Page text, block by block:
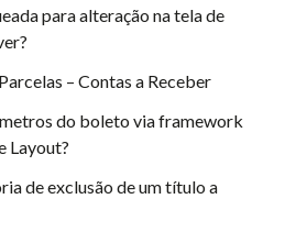
para alteração na tela de
– Contas a Receber
do boleto via framework
Layout?
de exclusão de um título a